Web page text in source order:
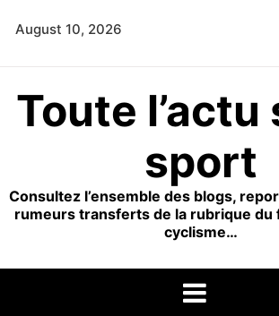
August 10, 2026
Toute l’actu
sport
Consultez l’ensemble des blogs,
rumeurs transferts de la rubrique du
cyclisme…